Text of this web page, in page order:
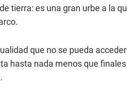
tierra: es una gran urbe a la
que no se pueda
hasta nada menos que